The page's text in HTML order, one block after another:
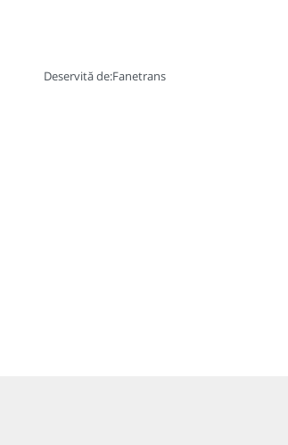
Deservită de:Fanetrans